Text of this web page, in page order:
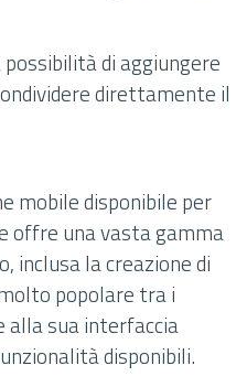
di aggiungere
direttamente il
mobile disponibile per
offre una vasta gamma
inclusa la creazione di
popolare tra i
alla sua interfaccia
disponibili.